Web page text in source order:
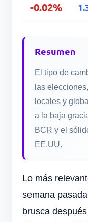
-0.02%
Resumen
El tipo de
las
locales y
a la baja
BCR y el
EE.UU.
Lo más
semana
brusca